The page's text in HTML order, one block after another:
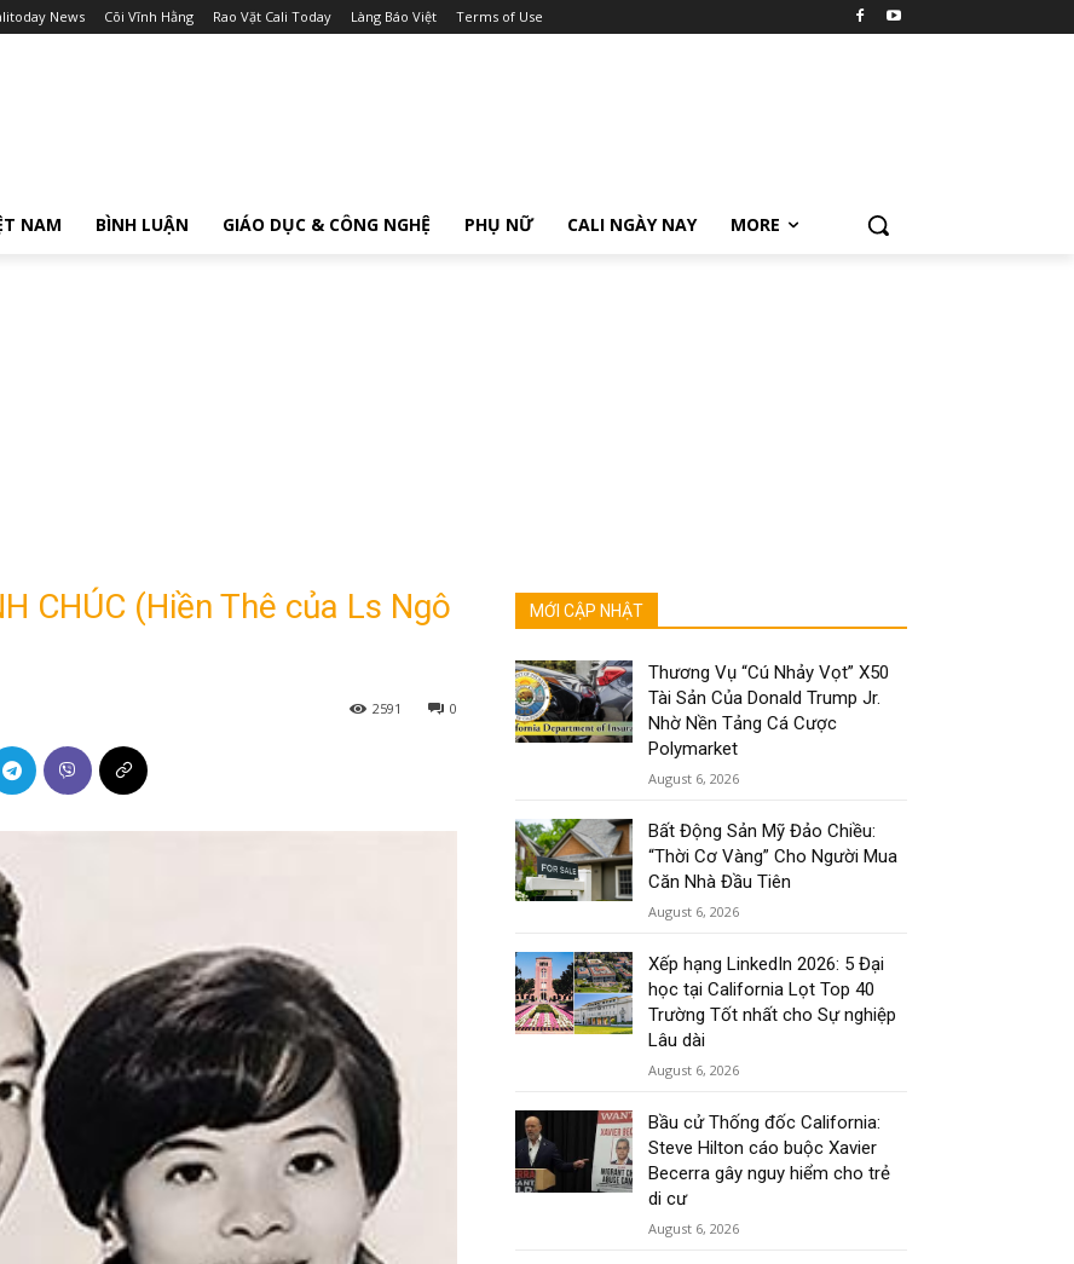
News Cõi Vĩnh Hằng Rao Vặt Cali Today Làng Báo Việt Terms of Use
NAM BÌNH LUẬN GIÁO DỤC & CÔNG NGHỆ PHỤ NỮ CALI NGÀY NAY MORE
CHÚC (Hiền Thê của Ls Ngô
0
2591
MỚI CẬP NHẬT
Thương Vụ “Cú Nhảy Vọt” X50
Tài Sản Của Donald Trump Jr.
Nhờ Nền Tảng Cá Cược
Polymarket
August 6, 2026
Bất Động Sản Mỹ Đảo Chiều:
“Thời Cơ Vàng” Cho Người Mua
Căn Nhà Đầu Tiên
August 6, 2026
Xếp hạng LinkedIn 2026: 5 Đại
học tại California Lọt Top 40
Trường Tốt nhất cho Sự nghiệp
Lâu dài
August 6, 2026
Bầu cử Thống đốc California:
Steve Hilton cáo buộc Xavier
Becerra gây nguy hiểm cho trẻ
di cư
August 6, 2026